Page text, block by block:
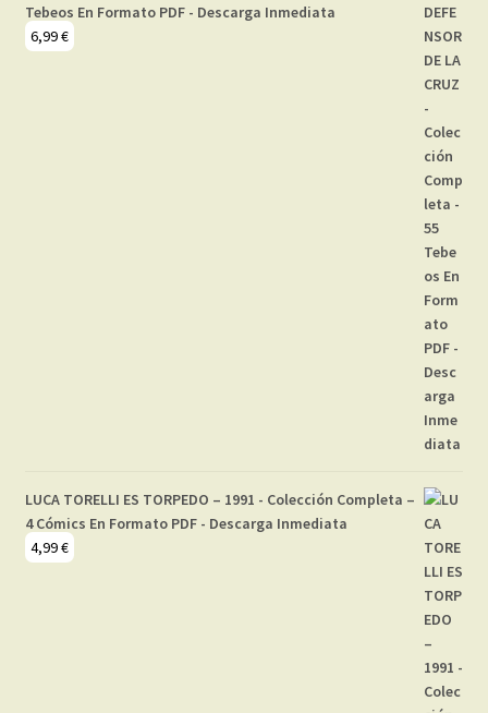
Tebeos En Formato PDF - Descarga Inmediata
6,99€
LUCA TORELLI ES TORPEDO – 1991 - Colección Completa –
4 Cómics En Formato PDF - Descarga Inmediata
4,99€